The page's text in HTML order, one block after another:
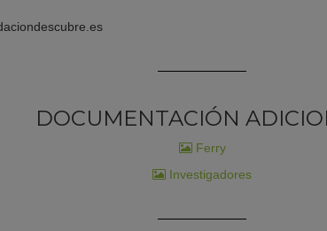
DOCUMENTACIÓN
Ferry
Investigadores